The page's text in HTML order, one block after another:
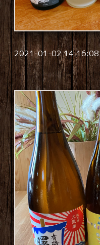
2021-01-02 14:16:08